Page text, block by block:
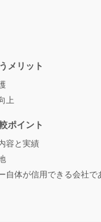
メリット
上
ポイント
容と実績
自体が信用できる会社で